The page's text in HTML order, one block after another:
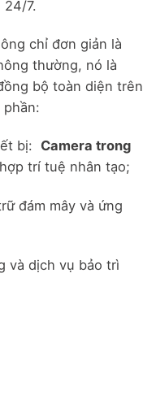
7.
chỉ đơn giản là
thường, nó là
bộ toàn diện trên
bị: Camera trong
trí tuệ nhân tạo;
đám mây và ứng
và dịch vụ bảo trì